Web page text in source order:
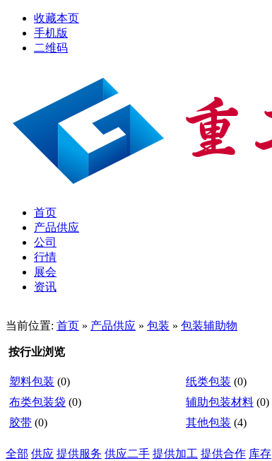
收藏本页
手机版
二维码
首页
产品供应
公司
行情
展会
资讯
当前位置: 首页 » 产品供应 » 包装 » 包装辅助物
按行业浏览
塑料包装 (0) 纸类包装 (0)
布类包装袋 (0) 辅助包装材料 (0)
胶带 (0) 其他包装 (4)
全部 供应 提供服务 供应二手 提供加工 提供合作 库存